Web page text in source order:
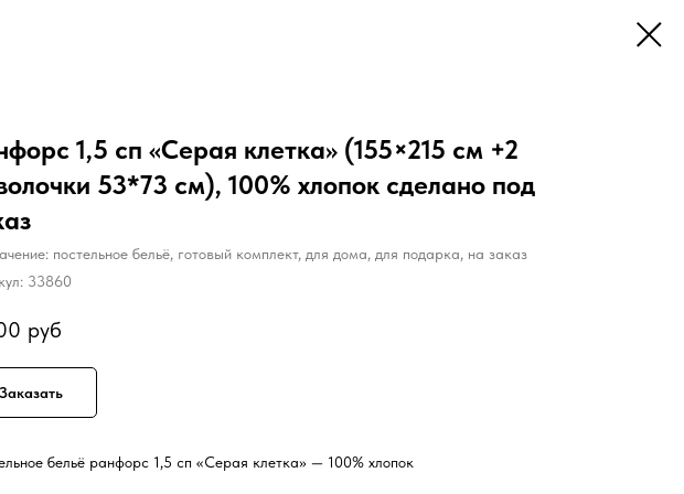
1,5 сп «Серая клетка» (155×215 см +2
53*73 см), 100% хлопок сделано под
постельное бельё, готовый комплект, для дома, для подарка, на заказ
33860
руб
Заказать
бельё ранфорс 1,5 сп «Серая клетка» — 100% хлопок